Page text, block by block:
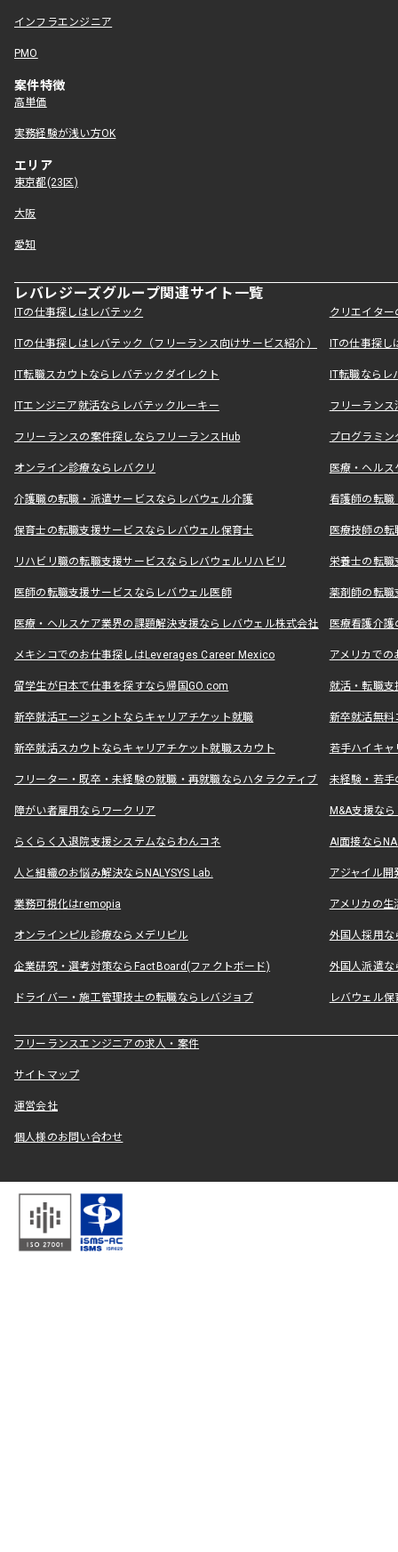
インフラエンジニア
PMO
案件特徴
高単価
実務経験が浅い方OK
エリア
東京都(23区)
大阪
愛知
レバレジーズグループ関連サイト一覧
ITの仕事探しはレバテック クリエイタ
ITの仕事探しはレバテック（フリーランス向けサービス紹介） ITの仕事探
IT転職スカウトならレバテックダイレクト IT転職なら
ITエンジニア就活ならレバテックルーキー フリーラン
フリーランスの案件探しならフリーランスHub プログラミ
オンライン診療ならレバクリ 医療・ヘル
介護職の転職・派遣サービスならレバウェル介護 看護師の転
保育士の転職支援サービスならレバウェル保育士 医療技師の
リハビリ職の転職支援サービスならレバウェルリハビリ 栄養士の転
医師の転職支援サービスならレバウェル医師 薬剤師の転
医療・ヘルスケア業界の課題解決支援ならレバウェル株式会社 医療看護介
メキシコでのお仕事探しはLeverages Career Mexico アメリカで
留学生が日本で仕事を探すなら帰国GO.com 就活・転職
新卒就活エージェントならキャリアチケット就職 新卒就活無料
新卒就活スカウトならキャリアチケット就職スカウト 若手ハイキ
フリーター・既卒・未経験の就職・再就職ならハタラクティブ 未経験・若手
障がい者雇用ならワークリア M&A支援な
らくらく入退院支援システムならわんコネ AI面接なら
人と組織のお悩み解決ならNALYSYS Lab. アジャイル
業務可視化はremopia アメリカの
オンラインピル診療ならメデリピル 外国人採用
企業研究・選考対策ならFactBoard(ファクトボード) 外国人派遣な
ドライバー・施工管理技士の転職ならレバジョブ レバウェル
フリーランスエンジニアの求人・案件
サイトマップ
運営会社
個人様のお問い合わせ